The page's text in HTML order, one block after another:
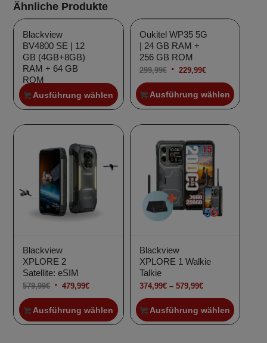
Ähnliche Produkte
Blackview
BV4800 SE | 12
GB (4GB+8GB)
RAM + 64 GB
ROM
163,99€ Ursprünglicher
Preis
111,99€Aktueller
Preis
Ausführung wählen
Oukitel WP35 5G
| 24 GB RAM +
256 GB ROM
299,99€ Ursprünglicher
Preis
war:
299,99€
229,99€Aktueller
Preis
ist:
229,99€.
Ausführung wählen
Blackview
XPLORE 2
Satellite: eSIM
579,99€ Ursprünglicher
Preis
war:
579,99€
479,99€Aktueller
Preis
ist:
479,99€.
Angebot!
Ausführung wählen
Blackview
XPLORE 1 Walkie
Talkie
374,99€ – 579,99€Preisspanne:
374,99€
bis
579,99€
Angebot!
Ausführung wählen